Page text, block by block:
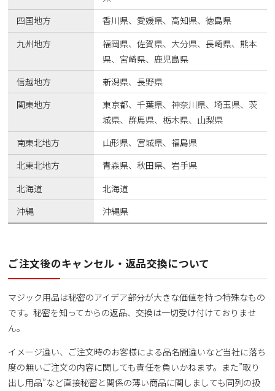
四国地方
香川県、愛媛県、高知県、徳島県
九州地方
福岡県、佐賀県、大分県、長崎県、熊本
県、宮崎県、鹿児島県
信越地方
新潟県、長野県
関東地方
東京都、千葉県、神奈川県、埼玉県、茨
城県、群馬県、栃木県、山梨県
南東北地方
山形県、宮城県、福島県
北東北地方
青森県、秋田県、岩手県
北海道
北海道
沖縄
沖縄県
ご注文後のキャンセル・返品交換について
マジック用品は秘密のアイデア部分が大きな価値を持つ特殊なもの
です。秘密を知ってからの返品、交換は一切受け付けておりませ
ん。
イメージ違い、ご注文時のお客様による品名間違いなど当社に落ち
度の無いご注文の内容に関しても責任を負いかねます。また”取り
出し用品”など直接秘密と関係の薄い商品に関しましても同列の扱